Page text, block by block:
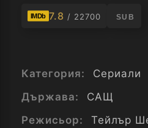
IMDb 7.8 / 22700 SUB
Категория:
Сериали
Държава:
САЩ
Режисьор:
Тейлър